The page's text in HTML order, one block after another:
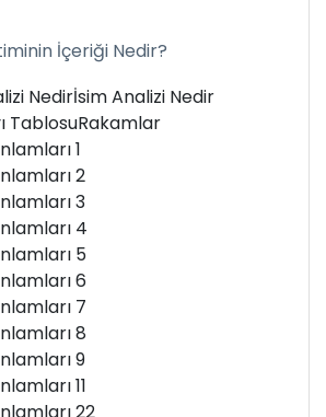
İçeriği Nedir?
Nedirİsim Analizi Nedir
TablosuRakamlar
1
2
3
4
5
6
7
8
9
11